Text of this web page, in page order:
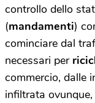
controllo dello
(mandamenti)
cominciare dal
necessari per
commercio, dalle
infiltrata ovunque,